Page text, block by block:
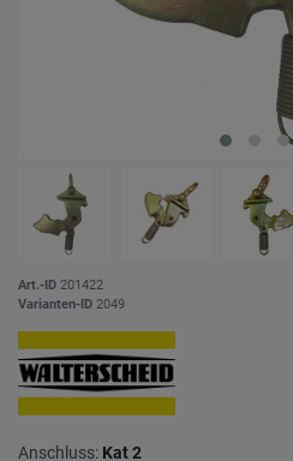
Art.-ID 201422
Varianten-ID 2049
Anschluss: Kat 2